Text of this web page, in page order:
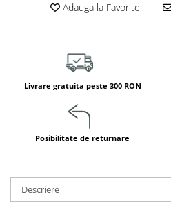
Jucarii de constructii
Dezvoltare cognitiva
Jocuri matematice
Jucării de sortare
Dezvoltare psihomotrica
Dezvoltare proprioceptiva
Jucarii de echilibru
Mingi terapeutice
Adauga la Favorite
Livrare gratuita peste 300 RON
Posibilitate de returnare
Descriere